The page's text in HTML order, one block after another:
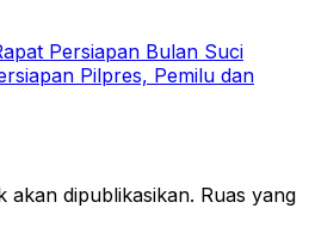
akan dipublikasikan. Ruas yang